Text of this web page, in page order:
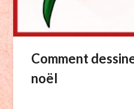
Comment
noël